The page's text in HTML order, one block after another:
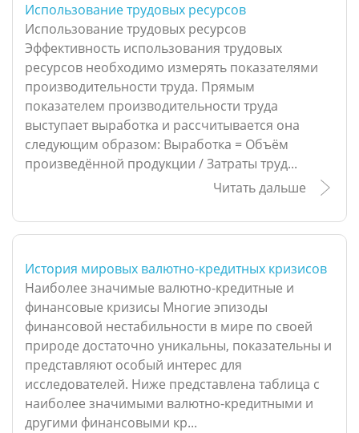
Использование трудовых ресурсов
Использование трудовых ресурсов
Эффективность использования трудовых
ресурсов необходимо измерять показателями
производительности труда. Прямым
показателем производительности труда
выступает выработка и рассчитывается она
следующим образом: Выработка = Объём
произведённой продукции / Затраты труд...
Читать дальше
История мировых валютно-кредитных кризисов
Наиболее значимые валютно-кредитные и
финансовые кризисы Многие эпизоды
финансовой нестабильности в мире по своей
природе достаточно уникальны, показательны и
представляют особый интерес для
исследователей. Ниже представлена таблица с
наиболее значимыми валютно-кредитными и
другими финансовыми кр...